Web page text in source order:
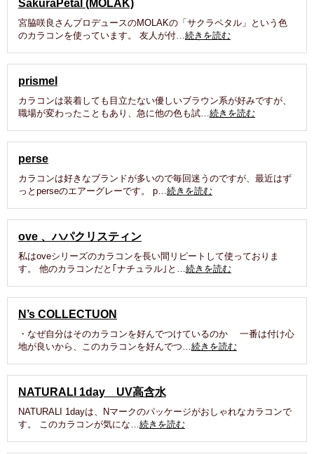
SakuraPetal (MOLAK)
宮脇咲良さんプロデュースのMOLAKの「サクラペタル」という色
のカラコンを使っています。 友人が付…続きを読む
prismel
カラコンは装着しても目立たない優しいブラウン系が好みですが、
職場が変わったこともあり、急に他の色も試…続きを読む
perse
カラコンは好きなブランドが多いので毎回迷うのですが、最近はず
っとperseのエアーグレーです。 p…続きを読む
ove 、ハパクリスティン
私はoveシリーズのカラコンを長い間リピートして使っておりま
す。 他のカラコンだと｢ナチュラル｣と…続きを読む
N’s COLLECTUON
・なぜ自分はそのカラコンを好んでつけているのか 一番は付け心
地が良いから、このカラコンを好んでつ…続きを読む
NATURALI 1day UV高含水
NATURALI 1dayは、Nマークのパッケージがおしゃれなカラコンで
す。 このカラコンが気にな…続きを読む